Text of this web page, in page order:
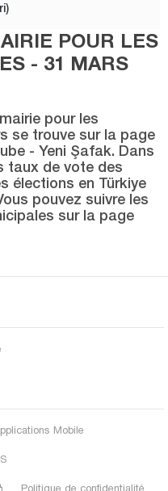
POUR LES
- 31 MARS
pour les
se trouve sur la page
- Yeni Şafak. Dans
taux de vote des
élections en Türkiye
pouvez suivre les
sur la page
Mobile
Politique de confidentialité